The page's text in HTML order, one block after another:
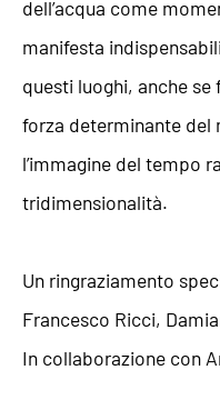
dell’acqua come
manifesta
questi luoghi, anche
forza determinante
l’immagine del tempo
tridimensionalità.
Un ringraziamento
Francesco Ricci,
In collaborazione con